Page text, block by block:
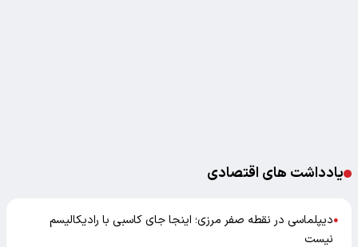
یادداشت های اقتصادی
●دیپلماسی در نقطه صفر مرزی؛ اینجا جای کاسبی با رادیکالیسم
نیست